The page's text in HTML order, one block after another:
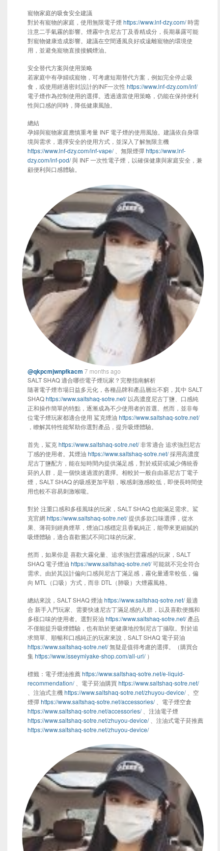
寵物家庭的吸食安全建議
對於有寵物的家庭，使用無限電子煙 https://www.lnf-dzy.com/時需
注意二手氣霧的影響。煙霧中含尼古丁及香精成分，長期暴露可能
對寵物健康造成影響。建議在空間通風良好或遠離寵物的環境使
用，並避免寵物直接接觸煙油。
安全替代方案與使用策略
若家庭中有孕婦或寵物，可考慮短期替代方案，例如完全停止吸
食，或使用經過密封設計的INF一次性 https://www.lnf-dzy.com/inf/
電子煙作為控制使用的選擇。透過適當使用策略，仍能在保持便利
性與口感的同時，降低健康風險。
總結
孕婦與寵物家庭應慎重考量 INF 電子煙的使用風險。建議依自身環
境與需求，選擇安全的使用方式，並深入了解無限主機
https://www.lnf-dzy.com/inf-vape/、無限煙彈https://www.lnf-
dzy.com/inf-pod/與 INF 一次性電子煙，以確保健康與家庭安全，兼
顧便利與口感體驗。
@qkpcmjwnpfkacm 7 months ago
SALT SHAQ 適合哪些電子煙玩家？完整指南解析
隨著電子煙市場日益多元化，各種品牌和產品層出不窮，其中 SALT
SHAQhttps://www.saltshaq-sotre.net/以高濃度尼古丁鹽、口感純
正和操作簡單的特點，逐漸成為不少使用者的首選。然而，並非每
位電子煙玩家都適合使用 鯊克煙油 https://www.saltshaq-sotre.net/
，瞭解其特性能幫助你選對產品，提升吸煙體驗。
首先，鯊克https://www.saltshaq-sotre.net/非常適合 追求強烈尼古
丁感的使用者。其煙油 https://www.saltshaq-sotre.net/採用高濃度
尼古丁鹽配方，能在短時間內提供滿足感，對於戒菸或減少傳統香
菸的人群，是一個快速過渡的選擇。相較於一般自由基尼古丁電子
煙，SALT SHAQ 的吸感更加平順，喉感刺激感較低，即便長時間使
用也較不容易刺激喉嚨。
對於 注重口感和多樣風味的玩家，SALT SHAQ 也能滿足需求。鯊
克官網https://www.saltshaq-sotre.net/提供多款口味選擇，從水
果、薄荷到經典煙草，煙油口感穩定且香氣純正，能帶來更細膩的
吸煙體驗，適合喜歡嘗試不同口味的玩家。
然而，如果你是 喜歡大霧化量、追求強烈雲霧感的玩家，SALT
SHAQ 電子煙油 https://www.saltshaq-sotre.net/可能就不完全符合
需求。由於其設計偏向口感與尼古丁滿足感，霧化量通常較低，偏
向 MTL（口吸）方式，而非 DTL（肺吸）大煙霧風格。
總結來說，SALT SHAQ 煙油 https://www.saltshaq-sotre.net/最適
合 新手入門玩家、需要快速尼古丁滿足感的人群，以及喜歡便攜和
多樣口味的使用者。選對菸油 https://www.saltshaq-sotre.net/產品
不僅能提升吸煙體驗，也有助於更健康地控制尼古丁攝取。對於追
求簡單、順暢和口感純正的玩家來說，SALT SHAQ 電子菸油
https://www.saltshaq-sotre.net/無疑是值得考慮的選擇。（購買合
集https://www.isseymiyake-shop.com/all-url/）
標籤：電子煙油推薦https://www.saltshaq-sotre.net/e-liquid-
recommendation/、電子菸油購買 https://www.saltshaq-sotre.net/
、注油式主機https://www.saltshaq-sotre.net/zhuyou-device/、空
煙彈https://www.saltshaq-sotre.net/accessories/、電子煙空倉
https://www.saltshaq-sotre.net/accessories/、注油電子煙
https://www.saltshaq-sotre.net/zhuyou-device/、注油式電子菸推薦
https://www.saltshaq-sotre.net/zhuyou-device/